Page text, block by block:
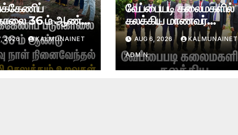
36 ம் ஆண்டு
நாள்
2026 KALMUNAINET
வேப்பையடி கலைமகளில்
கலக்கிய மாணவர்
பாராளுமன்ற அமர்வு
AUG 6, 2026 KALMUNAINET
ADMIN